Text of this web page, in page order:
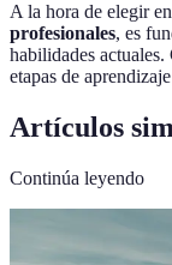
A la hora de elegir
profesionales, es
habilidades
etapas de
Artículos
Continúa leyendo